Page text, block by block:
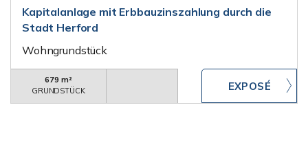
Kapitalanlage mit Erbbauzinszahlung durch die
Stadt Herford
Wohngrundstück
679 m²
GRUNDSTÜCK